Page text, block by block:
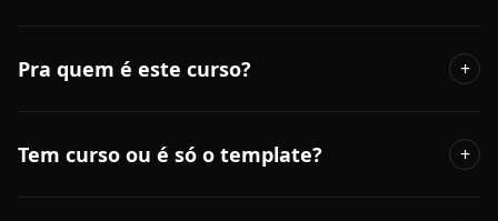
Pra quem é este curso? +
Tem curso ou é só o template? +